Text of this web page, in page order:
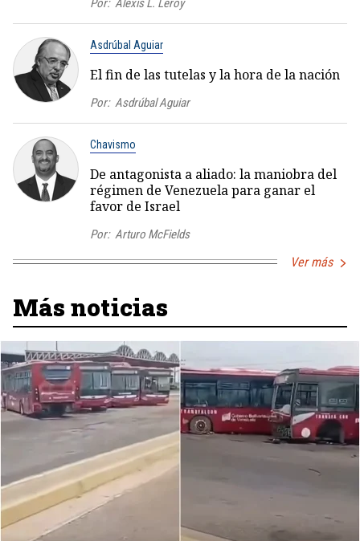
Asdrúbal Aguiar
El fin de las tutelas y la hora de la nación
Por: Asdrúbal Aguiar
Chavismo
De antagonista a aliado: la maniobra del
régimen de Venezuela para ganar el
favor de Israel
Por: Arturo McFields
Ver más
Más noticias